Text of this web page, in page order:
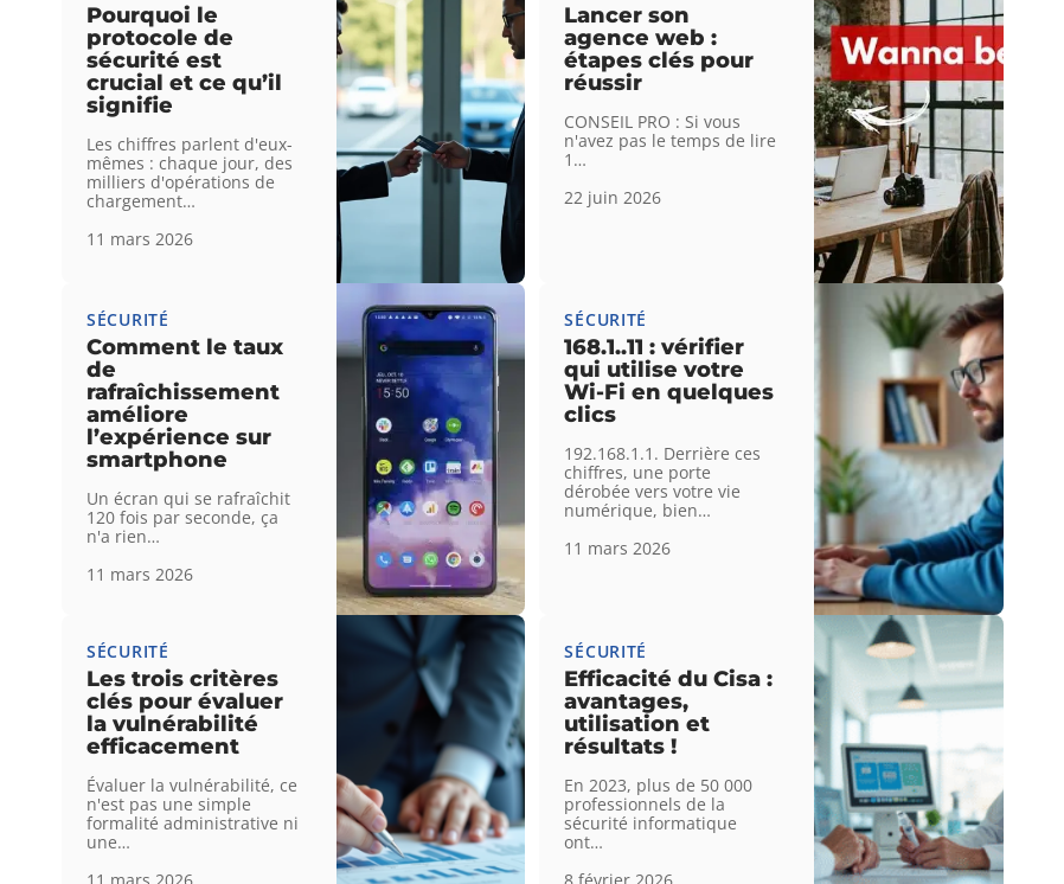
Pourquoi le
protocole de
sécurité est
crucial et ce qu’il
signifie
Les chiffres parlent d'eux-
mêmes : chaque jour, des
milliers d'opérations de
chargement…
11 mars 2026
Lancer son
agence web :
étapes clés pour
réussir
CONSEIL PRO : Si vous
n'avez pas le temps de lire
1 …
22 juin 2026
SÉCURITÉ
Comment le taux
de
rafraîchissement
améliore
l’expérience sur
smartphone
Un écran qui se rafraîchit
120 fois par seconde, ça
n'a rien…
11 mars 2026
SÉCURITÉ
168.1..11 : vérifier
qui utilise votre
Wi-Fi en quelques
clics
192.168.1.1. Derrière ces
chiffres, une porte
dérobée vers votre vie
numérique, bien…
11 mars 2026
SÉCURITÉ
Les trois critères
clés pour évaluer
la vulnérabilité
efficacement
Évaluer la vulnérabilité, ce
n'est pas une simple
formalité administrative ni
une…
11 mars 2026
SÉCURITÉ
Efficacité du Cisa :
avantages,
utilisation et
résultats !
En 2023, plus de 50 000
professionnels de la
sécurité informatique
ont…
8 février 2026